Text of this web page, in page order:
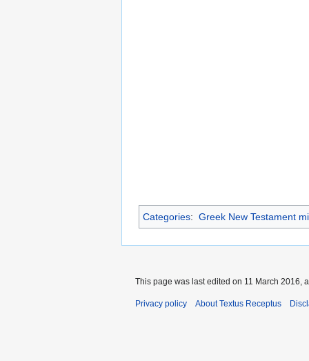
Categories: Greek New Testament
This page was last edited on 11 March 2016,
Privacy policy About Textus Receptus